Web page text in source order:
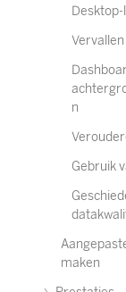
n
Gebruik
maken